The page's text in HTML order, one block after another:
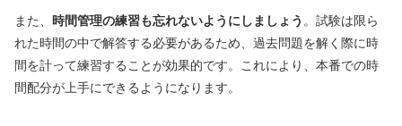
また、 時間管理の練習も忘れないようにしましょう 。試験は限ら
れた時間の中で解答する必要があるため、過去問題を解く際に時
間を計って練習することが効果的です。これにより、本番での時
間配分が上手にできるようになります。